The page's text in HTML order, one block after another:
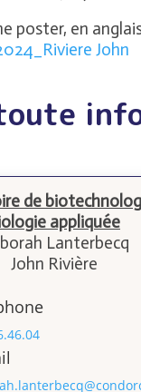
poster, en
John
de
appliquée
Lanterbecq
John Rivière